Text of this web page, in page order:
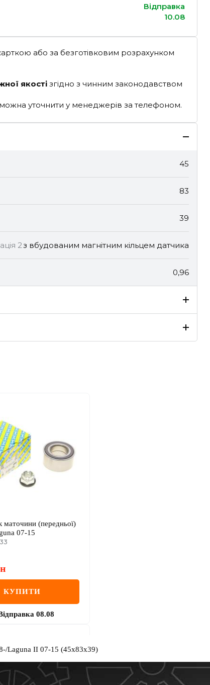
Відправка
10.08
або за безготівковим розрахунком
якості згідно з чинним законодавством
можна уточнити у менеджерів за телефоном.
45
83
39
2з вбудованим магнітним кільцем датчика
0,96
маточини (передньої)
07-15
КУПИТИ
08.08
Laguna II 07-15 (45x83x39)